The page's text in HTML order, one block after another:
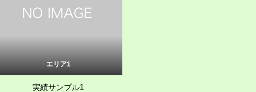
エリア1
実績サンプル1